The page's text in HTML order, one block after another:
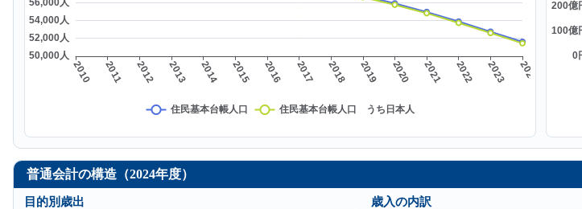
普通会計の構造（2024年度）
目的別歳出
歳入の内訳